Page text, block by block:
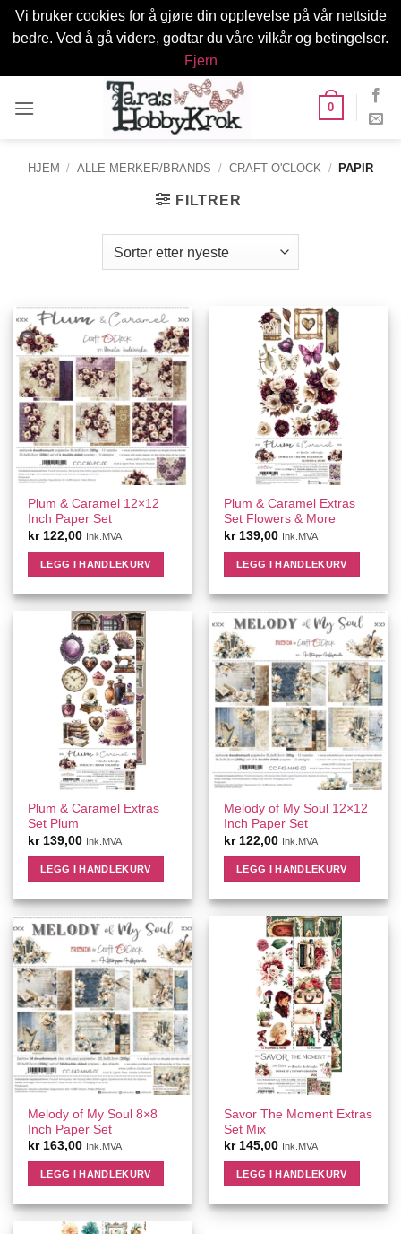
Vi bruker cookies for å gjøre din opplevelse på vår nettside
bedre. Ved å gå videre, godtar du våre vilkår og betingelser.
Fjern
0
HJEM / ALLE MERKER/BRANDS / CRAFT O'CLOCK / PAPIR
FILTRER
Plum & Caramel 12×12
Inch Paper Set
kr122,00 Ink.MVA
LEGG I HANDLEKURV
Plum & Caramel Extras
Set Flowers & More
kr139,00 Ink.MVA
LEGG I HANDLEKURV
Plum & Caramel Extras
Set Plum
kr139,00 Ink.MVA
LEGG I HANDLEKURV
Melody of My Soul 12×12
Inch Paper Set
kr122,00 Ink.MVA
LEGG I HANDLEKURV
Melody of My Soul 8×8
Inch Paper Set
kr163,00 Ink.MVA
LEGG I HANDLEKURV
Savor The Moment Extras
Set Mix
kr145,00 Ink.MVA
LEGG I HANDLEKURV